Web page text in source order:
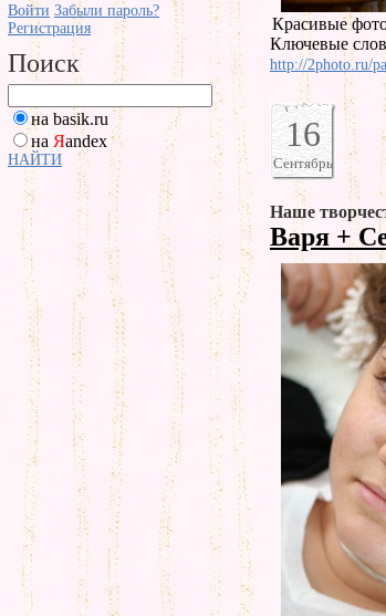
Войти Забыли пароль?
Регистрация
Поиск
на basik.ru
на Яandex
НАЙТИ
Красивые
Ключевые
http://2photo.ru/
16
Сентябрь
Наше
Варя +